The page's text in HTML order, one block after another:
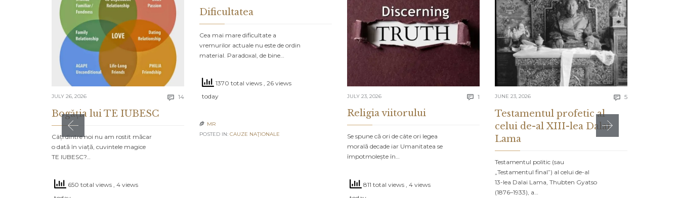
JULY 26, 2026  14 Comments
Bogăția lui TE IUBESC
Câți dintre noi nu am rostit măcar
o dată în viață, cuvintele magice
TE IUBESC?…
650 total views , 4 views
Dificultatea
Cea mai mare dificultate a
vremurilor actuale nu este de ordin
material. Paradoxal, de bine…
1370 total views , 26 views
today
 MR
POSTED IN: CAUZE NAŢIONALE
JULY 23, 2026  1 Comment
Religia viitorului
Se spune că ori de câte ori legea
morală decade iar Umanitatea se
împotmolește în…
811 total views , 4 views
JUNE 23, 2026  5Comments
Testamentul profetic al
celui de-al XIII-lea Dalai
Lama
Testamentul politic (sau
„Testamentul final”) al celui de-al
13-lea Dalai Lama, Thubten Gyatso
(1876–1933), a…